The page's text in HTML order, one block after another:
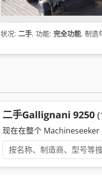
状况: 二手, 功能: 完全功能, 制造
二手Gallignani 9250
现在在整个 Machineseeker